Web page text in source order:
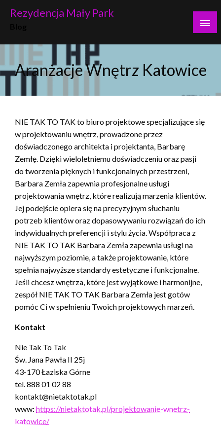
Rezydencja Mały Park
Aranżacje Wnętrz Katowice
NIE TAK TO TAK to biuro projektowe specjalizujące się
w projektowaniu wnętrz, prowadzone przez
doświadczonego architekta i projektanta, Barbarę
Zemłę. Dzięki wieloletniemu doświadczeniu oraz pasji
do tworzenia pięknych i funkcjonalnych przestrzeni,
Barbara Zemła zapewnia profesjonalne usługi
projektowania wnętrz, które realizują marzenia klientów.
Jej podejście opiera się na precyzyjnym słuchaniu
potrzeb klientów oraz dopasowywaniu rozwiązań do ich
indywidualnych preferencji i stylu życia. Współpraca z
NIE TAK TO TAK Barbara Zemła zapewnia usługi na
najwyższym poziomie, a także projektowanie, które
spełnia najwyższe standardy estetyczne i funkcjonalne.
Jeśli chcesz wnętrza, które jest wyjątkowe i harmonijne,
zespół NIE TAK TO TAK Barbara Zemła jest gotów
pomóc Ci w spełnieniu Twoich projektowych marzeń.
Kontakt
Nie Tak To Tak
Św. Jana Pawła II 25j
43-170 Łaziska Górne
tel. 888 01 02 88
kontakt@nietaktotak.pl
www: https://nietaktotak.pl/projektowanie-wnetrz-
katowice/